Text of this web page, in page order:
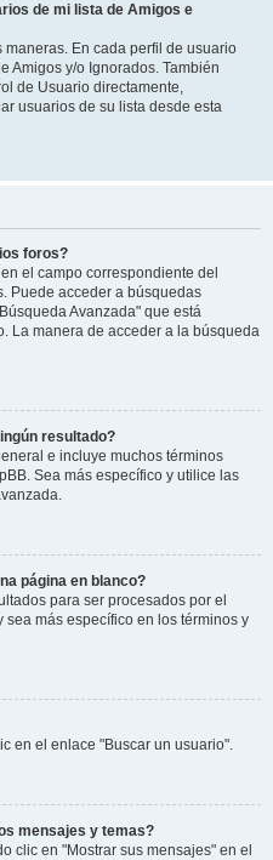
de mi lista de Amigos e
En cada perfil de usuario
Amigos y/o Ignorados. También
de Usuario directamente,
usuarios de su lista desde esta
foros?
el campo correspondiente del
Puede acceder a búsquedas
Avanzada" que está
La manera de acceder a la búsqueda
resultado?
e incluye muchos términos
Sea más específico y utilice las
página en blanco?
para ser procesados por el
más específico en los términos y
en el enlace "Buscar un usuario".
mensajes y temas?
clic en "Mostrar sus mensajes" en el